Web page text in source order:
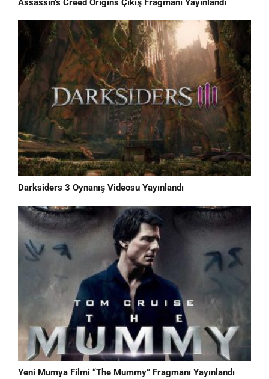
Assassin’s Creed Origins Çıkış Fragmanı Yayınlandı
Darksiders 3 Oynanış Videosu Yayınlandı
Yeni Mumya Filmi “The Mummy” Fragmanı Yayınlandı